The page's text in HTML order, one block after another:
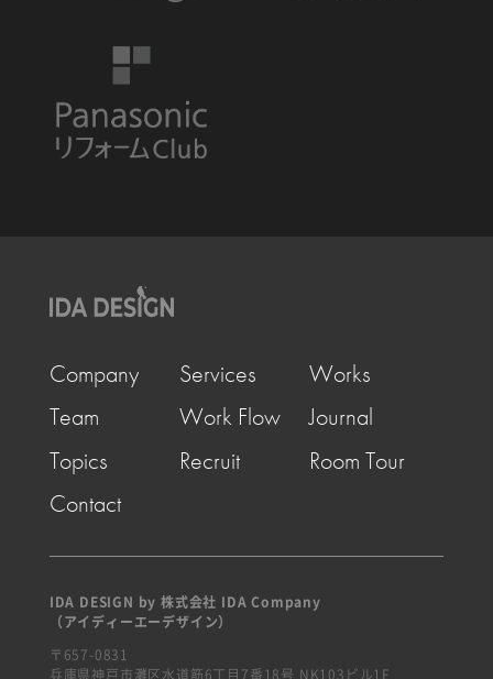
Company Services
Works
Team
Work Flow
Journal
Topics
Recruit
Room Tour
Contact
IDA DESIGN by 株式会社 IDA Company
（アイディーエーデザイン）
〒657-0831
兵庫県神戸市灘区水道筋6丁目7番18号 NK103ビル1F